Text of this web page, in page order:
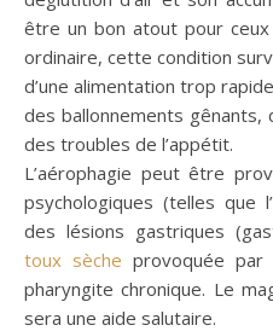
être un bon atout pour
ordinaire, cette condition
d’une alimentation trop
des ballonnements
des troubles de l’appétit.
L’aérophagie peut être
psychologiques (telles que
des lésions gastriques
toux sèche provoquée par
pharyngite chronique. Le
sera une aide salutaire.